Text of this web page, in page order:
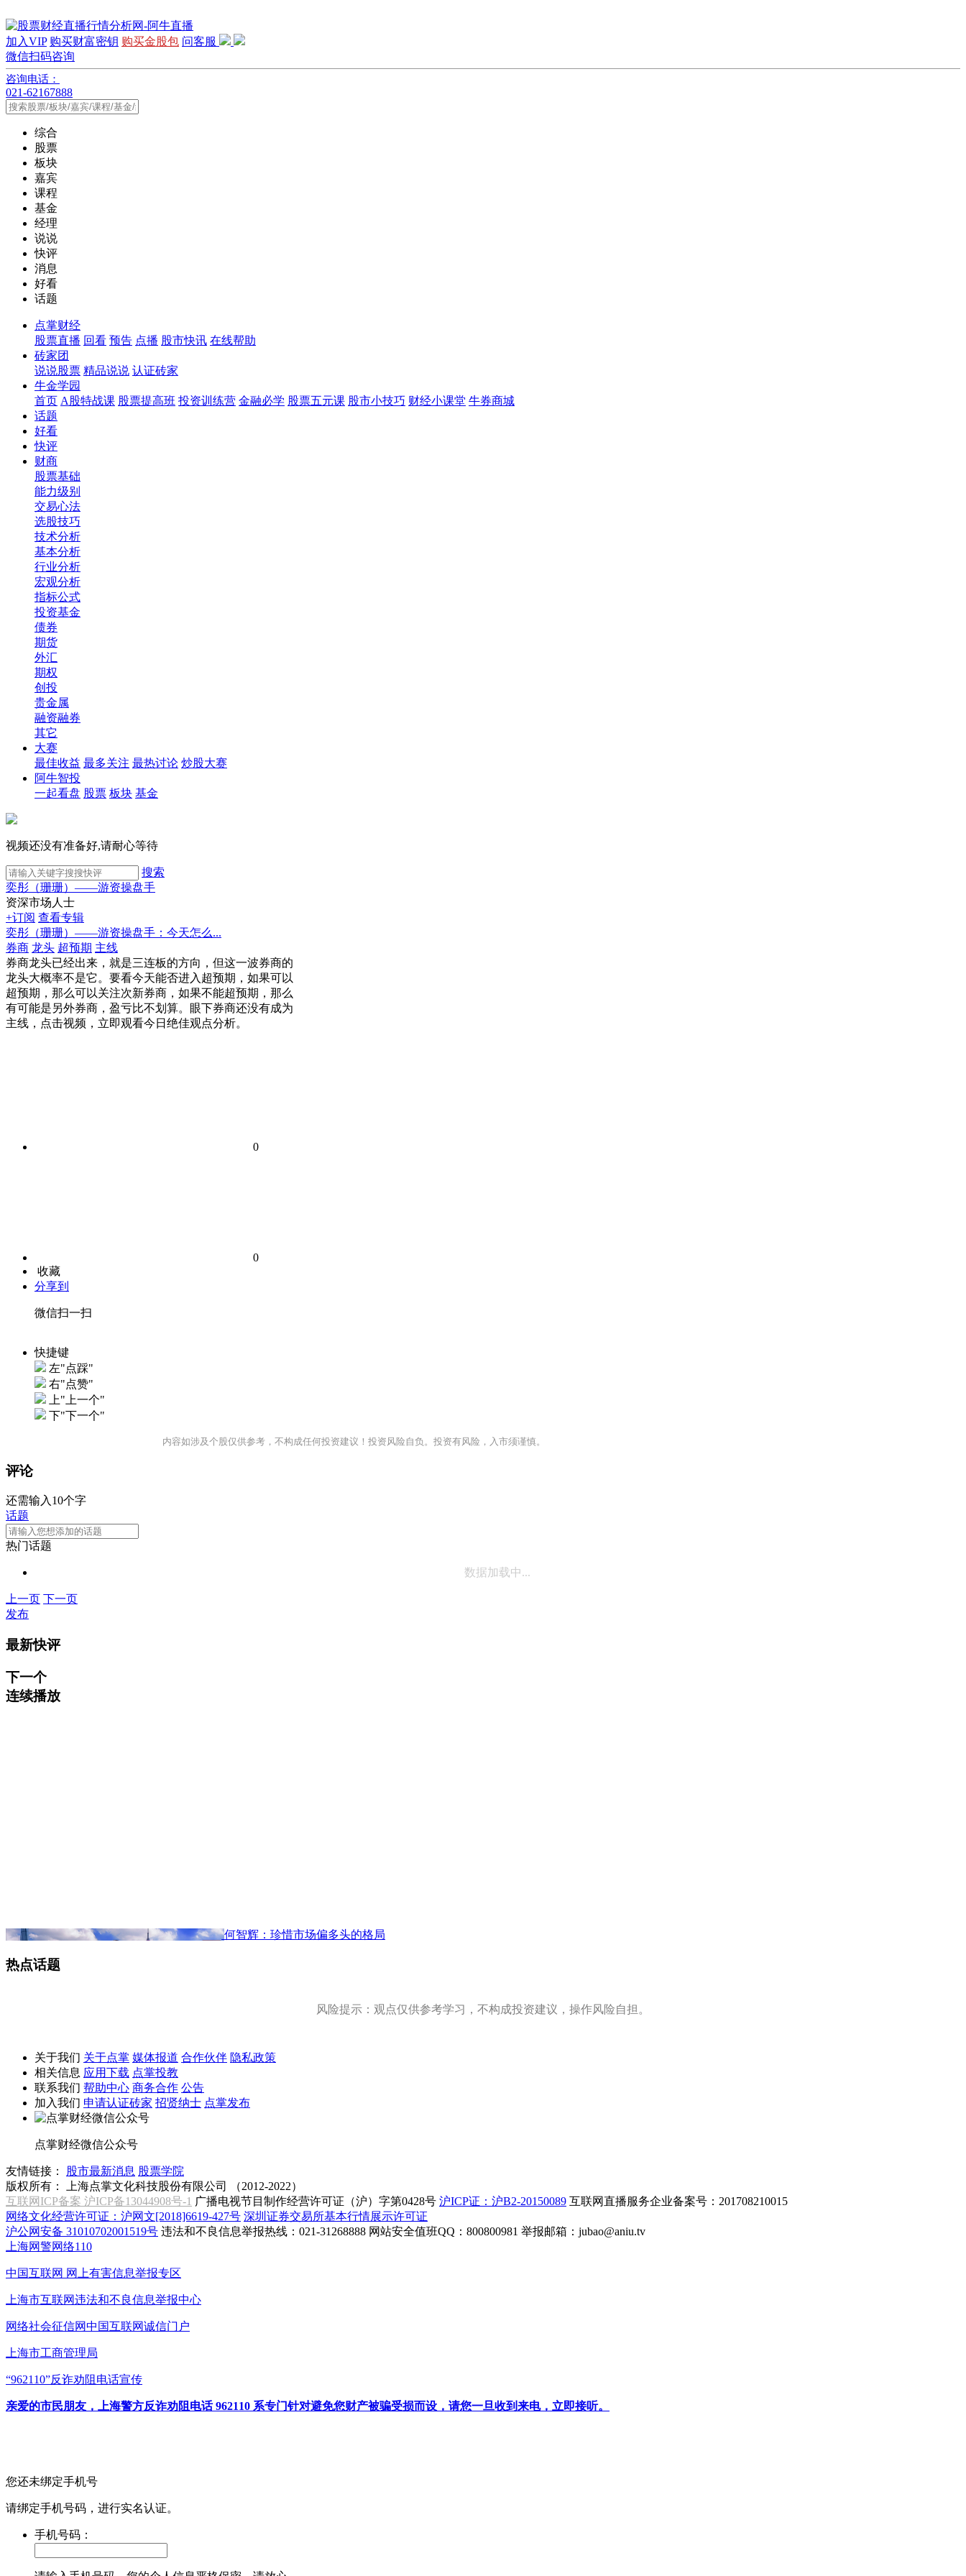
加入VIP 购买财富密钥 购买金股包 问客服
微信扫码咨询
咨询电话：
021-62167888
综合
股票
板块
嘉宾
课程
基金
经理
说说
快评
消息
好看
话题
点掌财经
股票直播 回看 预告 点播 股市快讯 在线帮助
砖家团
说说股票 精品说说 认证砖家
牛金学园
首页 A股特战课 股票提高班 投资训练营 金融必学 股票五元课 股市小技巧 财经小课堂 牛券商城
话题
好看
快评
财商
股票基础
能力级别
交易心法
选股技巧
技术分析
基本分析
行业分析
宏观分析
指标公式
投资基金
债券
期货
外汇
期权
创投
贵金属
融资融券
其它
大赛
最佳收益 最多关注 最热讨论 炒股大赛
阿牛智投
一起看盘 股票 板块 基金
视频还没有准备好,请耐心等待
搜索
奕彤（珊珊）——游资操盘手
资深市场人士
+订阅 查看专辑
奕彤（珊珊）——游资操盘手：今天怎么...
券商 龙头 超预期 主线
券商龙头已经出来，就是三连板的方向，但这一波券商的
龙头大概率不是它。要看今天能否进入超预期，如果可以
超预期，那么可以关注次新券商，如果不能超预期，那么
有可能是另外券商，盈亏比不划算。眼下券商还没有成为
主线，点击视频，立即观看今日绝佳观点分析。
0
0
收藏
分享到
微信扫一扫
快捷键
左"点踩"
右"点赞"
上"上一个"
下"下一个"
内容如涉及个股仅供参考，不构成任何投资建议！投资风险自负。投资有风险，入市须谨慎。
评论
还需输入10个字
话题
热门话题
数据加载中...
上一页 下一页
发布
最新快评
下一个
连续播放
何智辉：珍惜市场偏多头的格局
热点话题
风险提示：观点仅供参考学习，不构成投资建议，操作风险自担。
关于我们 关于点掌 媒体报道 合作伙伴 隐私政策
相关信息 应用下载 点掌投教
联系我们 帮助中心 商务合作 公告
加入我们 申请认证砖家 招贤纳士 点掌发布
点掌财经微信公众号
友情链接： 股市最新消息 股票学院
版权所有：
上海点掌文化科技股份有限公司 （2012-2022）
互联网ICP备案 沪ICP备13044908号-1 广播电视节目制作经营许可证（沪）字第0428号 沪ICP证：沪B2-20150089 互联网直播服务企业备案号：201708210015
网络文化经营许可证：沪网文[2018]6619-427号 深圳证券交易所基本行情展示许可证
沪公网安备 31010702001519号 违法和不良信息举报热线：021-31268888 网站安全值班QQ：800800981 举报邮箱： jubao@aniu.tv
上海网警网络110
中国互联网 网上有害信息举报专区
上海市互联网违法和不良信息举报中心
网络社会征信网中国互联网诚信门户
上海市工商管理局
“962110”反诈劝阻电话宣传
亲爱的市民朋友，上海警方反诈劝阻电话 962110 系专门针对避免您财产被骗受损而设，请您一旦收到来电，立即接听。
您还未绑定手机号
请绑定手机号码，进行实名认证。
手机号码：